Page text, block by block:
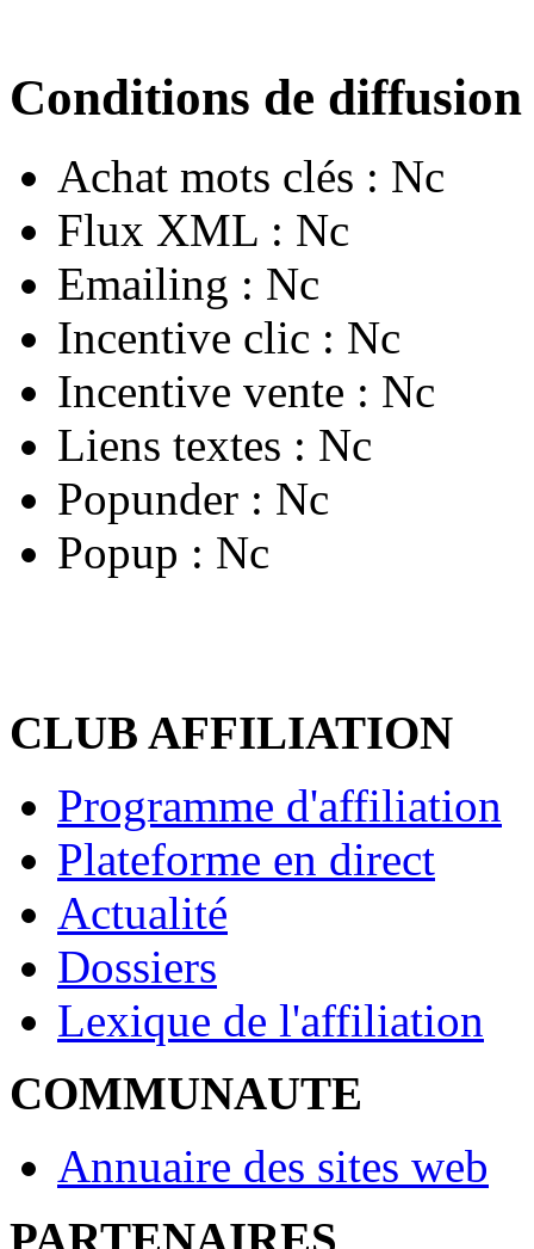
Conditions de diffusion
Achat mots clés : Nc
Flux XML : Nc
Emailing : Nc
Incentive clic : Nc
Incentive vente : Nc
Liens textes : Nc
Popunder : Nc
Popup : Nc
CLUB AFFILIATION
Programme d'affiliation
Plateforme en direct
Actualité
Dossiers
Lexique de l'affiliation
COMMUNAUTE
Annuaire des sites web